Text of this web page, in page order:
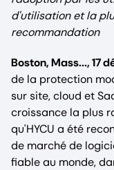
d'utilisation et la
recommandation
Boston, Mass..., 17
de la protection
sur site, cloud et
croissance la plus
qu'HYCU a été
de marché de
fiable au monde,